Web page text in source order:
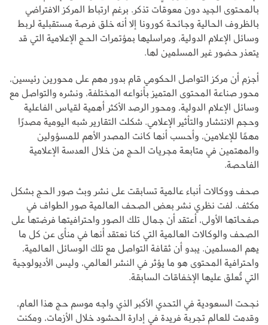
بالمحتوى الجيد دون معوقات تذكر. برغم ارتباط المركز الافتراضي
بالظروف الحالية وجائحة كورونا إلا أنه خلق فرصة مستقبلية لربط
وسائل الإعلام الدولية، ومراسليها بمؤتمرات الحج الإعلامية التي قد
يتعذر حضور غير المسلمين لها.
أجزم أن مركز التواصل الحكومي قام بدور مهم على محورين رئيسين،
محور صناعة المحتوى المتميز بأنواعه المختلفة، ونشره والتواصل مع
وسائل الإعلام الدولية، ومحور الرصد الأكثر أهمية لقياس الفاعلية
وحجم الانتشار والتأثير الإعلامي. شكلت التقارير شبه اليومية مصدرًا
مهمًا للإعلامين، وأحسب أنها كانت المصدر الأهم للمسؤولين
والمهتمين في متابعة مجريات الحج من خلال العدسة الإعلامية
الفاحصة.
صحف ووكالات أنباء عالمية تسابقت على نشر وبث صور الحج بشكل
مكثف. لفت نظري نشر بعض الصحف العالمية صور الطواف في
صفحاتها الأولى، أعتقد أن جمال تلك الصور واحترافيتها فرضتها على
الصحف والوكالات العالمية التي كنا نعتقد أنها في منأى عن كل ما
يهم المسلمين. يبدو أن ثقافة التواصل مع تلك الوسائل العالمية،
واحترافية المحتوى هو ما يؤثر في النشر العالمي، وليس الأديولوجية
التي تُعلق عليها الإخفاقات السابقة.
نجحت السعودية في التحدي الأكبر الذي واجه موسم حج هذا العام،
وقدمت للعالم تجربة فريدة في إدارة الحشود خلال الأزمات، ومكنت